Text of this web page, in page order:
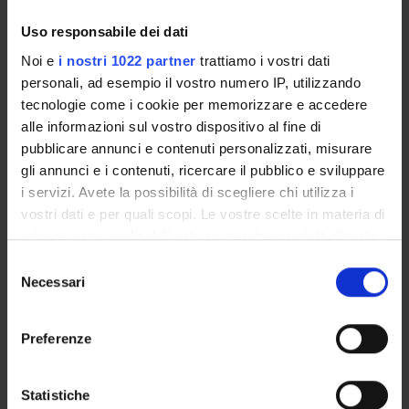
Uso responsabile dei dati
Noi e i nostri 1022 partner trattiamo i vostri dati
personali, ad esempio il vostro numero IP, utilizzando
tecnologie come i cookie per memorizzare e accedere
alle informazioni sul vostro dispositivo al fine di
pubblicare annunci e contenuti personalizzati, misurare
gli annunci e i contenuti, ricercare il pubblico e sviluppare
i servizi. Avete la possibilità di scegliere chi utilizza i
vostri dati e per quali scopi. Le vostre scelte in materia di
privacy sono applicabili solo su questa proprietà digitale
modificare o revocare il proprio consenso in qualsiasi
momento dalla Dichiarazione sui cookie o facendo clic
raccogliere informazioni sulla tua posizione
delNecessari
Preferenze
Statistiche
RESEARCH AREAS
RESEARCH GROUPS
SECTIONS
RESEARCH FACILITIES
LIBRARIES
CENTRI DI RICERCA
People